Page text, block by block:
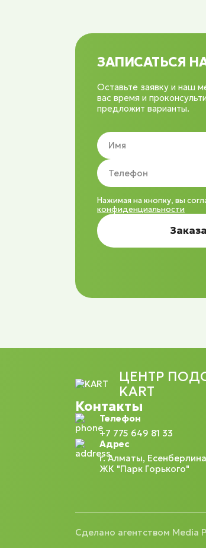
ЗАПИСАТЬСЯ
Оставьте заявку и наш
вас время и
предложит варианты.
Нажимая на кнопку, вы
конфиденциальности
ЦЕНТР
KART
Контакты
Телефон
+7 775 649 81 33
Адрес
г. Алматы,
ЖК "Парк Горького"
Сделано агентством Media